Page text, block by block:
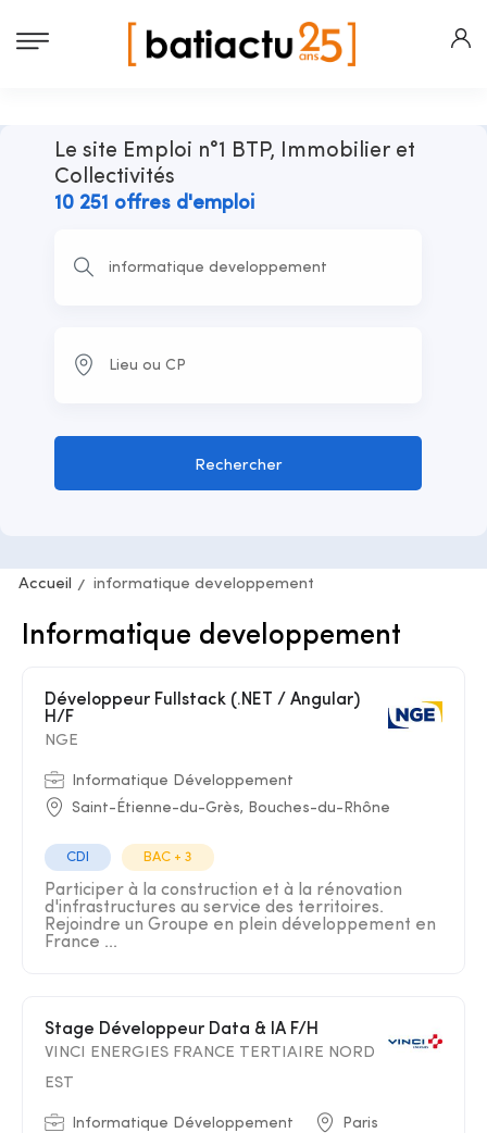
Le site Emploi n°1 BTP, Immobilier et
Collectivités
10 251 offres d'emploi
Rechercher
Accueil informatique developpement
Informatique developpement
Développeur Fullstack (.NET / Angular)
H/F
NGE
Informatique Développement
Saint-Étienne-du-Grès, Bouches-du-Rhône
CDI BAC + 3
Participer à la construction et à la rénovation
d'infrastructures au service des territoires.
Rejoindre un Groupe en plein développement en
France ...
Stage Développeur Data & IA F/H
VINCI ENERGIES FRANCE TERTIAIRE NORD
EST
Informatique Développement Paris